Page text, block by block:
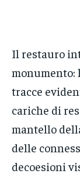
Il restauro
monumento:
tracce
cariche di
mantello
delle
decoesioni